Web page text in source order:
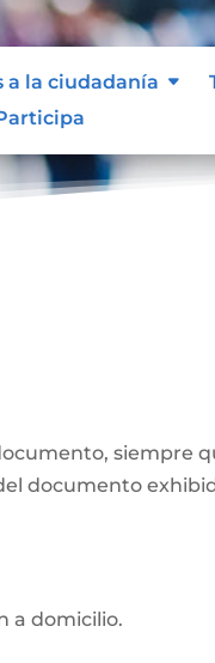
a la ciudadanía
siempre
documento
a domicilio.